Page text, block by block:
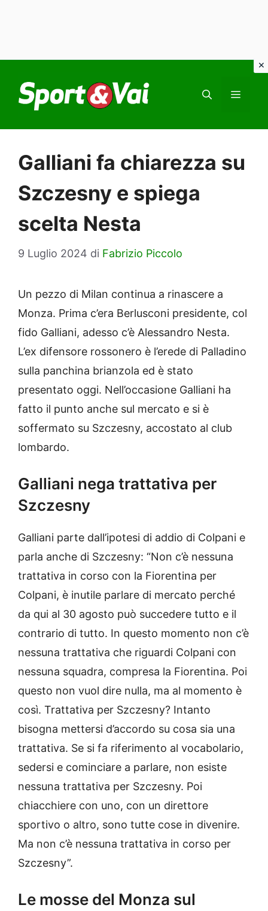
contenuto
Galliani fa chiarezza su
Szczesny e spiega
scelta Nesta
9 Luglio 2024 di Fabrizio Piccolo
Un pezzo di Milan continua a rinascere a
Monza. Prima c’era Berlusconi presidente, col
fido Galliani, adesso c’è Alessandro Nesta.
L’ex difensore rossonero è l’erede di Palladino
sulla panchina brianzola ed è stato
presentato oggi. Nell’occasione Galliani ha
fatto il punto anche sul mercato e si è
soffermato su Szczesny, accostato al club
lombardo.
Galliani nega trattativa per
Szczesny
Galliani parte dall’ipotesi di addio di Colpani e
parla anche di Szczesny: “Non c’è nessuna
trattativa in corso con la Fiorentina per
Colpani, è inutile parlare di mercato perché
da qui al 30 agosto può succedere tutto e il
contrario di tutto. In questo momento non c’è
nessuna trattativa che riguardi Colpani con
nessuna squadra, compresa la Fiorentina. Poi
questo non vuol dire nulla, ma al momento è
così. Trattativa per Szczesny? Intanto
bisogna mettersi d’accordo su cosa sia una
trattativa. Se si fa riferimento al vocabolario,
sedersi e cominciare a parlare, non esiste
nessuna trattativa per Szczesny. Poi
chiacchiere con uno, con un direttore
sportivo o altro, sono tutte cose in divenire.
Ma non c’è nessuna trattativa in corso per
Szczesny”.
Le mosse del Monza sul